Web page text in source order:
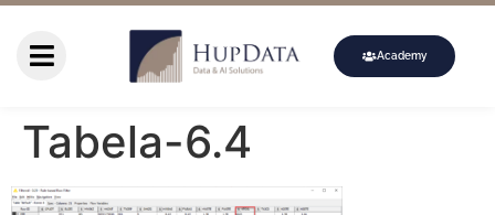
Academy
Tabela-6.4